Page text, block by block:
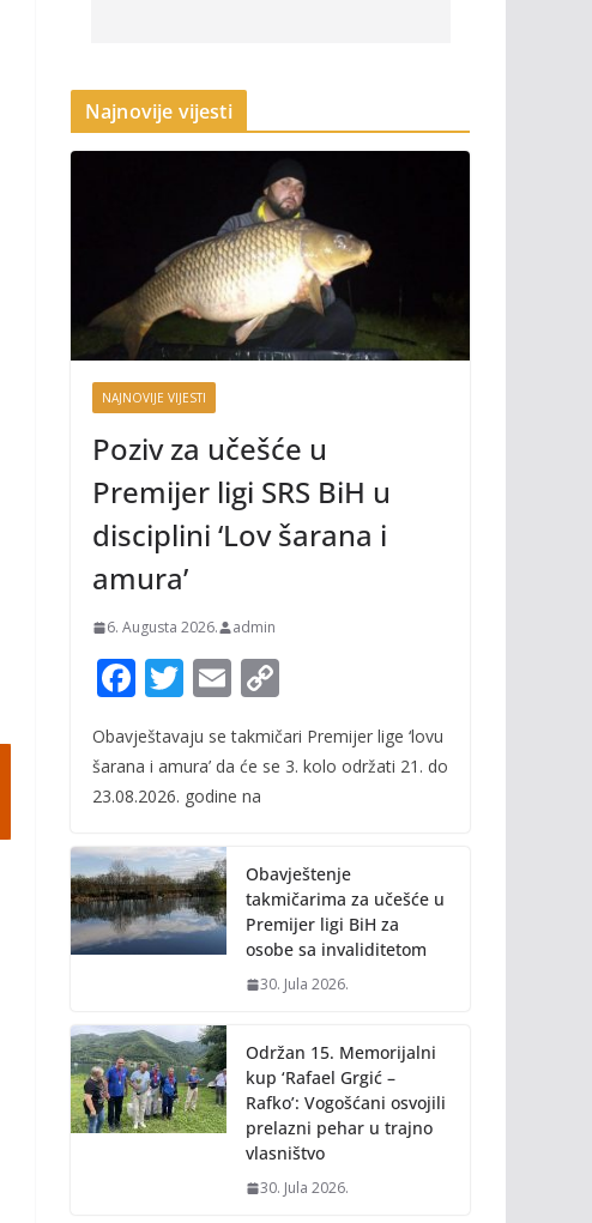
Najnovije vijesti
NAJNOVIJE VIJESTI
Poziv za učešće u
Premijer ligi SRS BiH u
disciplini ‘Lov šarana i
amura’
6. Augusta 2026. admin
F
ac
e
b
o
k
T
itt
er
E
m
ai
l
o
p
n
k
Obavještavaju se takmičari Premijer lige ‘lovu
šarana i amura’ da će se 3. kolo održati 21. do
23.08.2026. godine na
Obavještenje
takmičarima za učešće u
Premijer ligi BiH za
osobe sa invaliditetom
30. Jula 2026.
Održan 15. Memorijalni
kup ‘Rafael Grgić –
Rafko’: Vogošćani osvojili
prelazni pehar u trajno
vlasništvo
30. Jula 2026.